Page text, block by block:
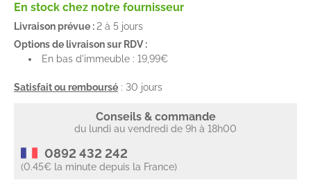
En stock chez notre fournisseur
Livraison prévue :2 à 5 jours
Options de livraison sur RDV :
En bas d'immeuble : 19,99€
Satisfait ou remboursé : 30 jours
Conseils & commande
du lundi au vendredi de 9h à 18h00
0892 432 242
(0.45€ la minute depuis la France)